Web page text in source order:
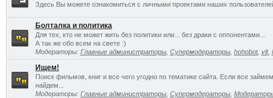
Здесь Вы можете ознакомиться с личными проектами наших
Болталка и политика
Для тех, кто не может жить без политики или... без драки с оппонентами...
А так же обо всем на свете :)
Модераторы: Главные администраторы, Супермодераторы, hohobot, vlt,
Ищем!
Поиск фильмов, книг и все чего угодно по тематике сайта. Если все
найдем...
Модераторы: Главные администраторы, Супермодераторы,